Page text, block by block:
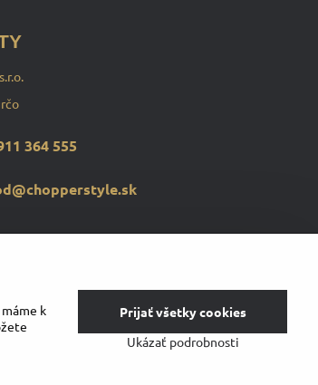
364 555
k
Ukázať podrobnosti
Prijať všetky cookies